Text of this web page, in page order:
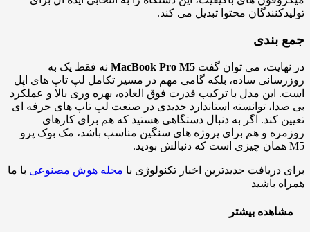
محتوا تبدیل می کند.
بندی
می توان گفتMacBook Pro M5نه فقط یک به
ساده، بلکه گامی مهم در مسیر تکامل لپ تاپ های اپل
این مدل با ترکیب قدرت فوق العاده، بهره وری بالا و عملکرد
توانسته استاندارد جدیدی در صنعت لپ تاپ های حرفه ای
کند. اگر به دنبال دستگاهی هستید که هم برای کارهای
و هم برای پروژه های سنگین مناسب باشد، مک بوک پرو
دریافت جدیدترین اخبار تکنولوژی با مجله هوش مصنوعیبا ما
باشید
بیشتر